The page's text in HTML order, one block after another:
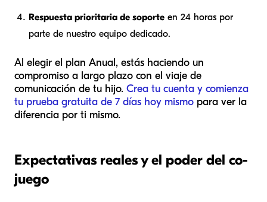
Respuesta prioritaria de soporte en 24 horas por
parte de nuestro equipo dedicado.
Al elegir el plan Anual, estás haciendo un
compromiso a largo plazo con el viaje de
comunicación de tu hijo. Crea tu cuenta y comienza
tu prueba gratuita de 7 días hoy mismo para ver la
diferencia por ti mismo.
Expectativas reales y el poder del co-
juego